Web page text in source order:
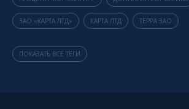
ЗАО «КАРТА ЛТД» КАРТА ЛТД ТЕРРА ЗАО
ПОКАЗАТЬ ВСЕ ТЕГИ